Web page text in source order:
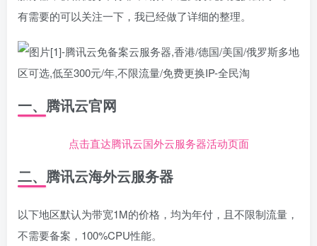
有需要的可以关注一下，我已经做了详细的整理。
一、腾讯云官网
点击直达腾讯云国外云服务器活动页面
二、腾讯云海外云服务器
以下地区默认为带宽1M的价格，均为年付，且不限制流量，
不需要备案，100%CPU性能。